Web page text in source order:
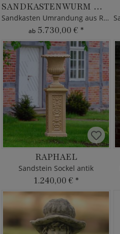
SANDKASTENWURM MAX
Sandkasten Umrandung aus Robinie
ab 5.730,00 € *
RAPHAEL
Sandstein Sockel antik
1.240,00 € *